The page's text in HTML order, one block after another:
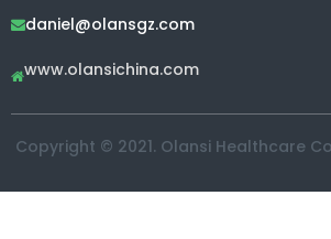
daniel@olansgz.com
www.olansichina.com
Copyright © 2021. Olansi Healthcare